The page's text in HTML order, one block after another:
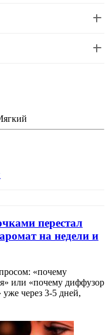
перестал
на недели и
«почему
или «почему диффузор
уже через 3-5 дней,